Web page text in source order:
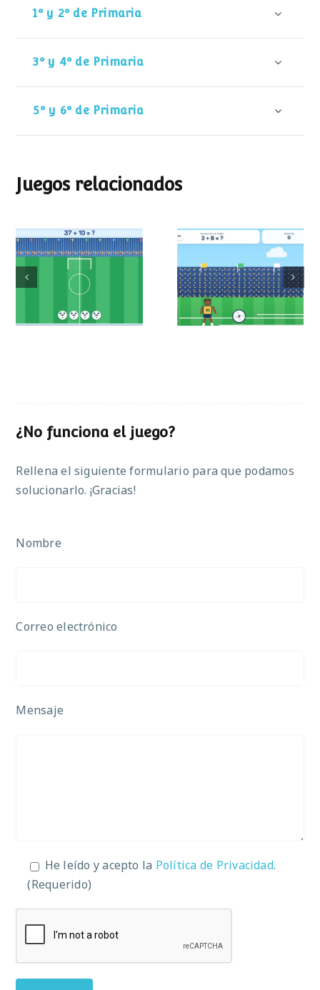
1º y 2º de Primaria
3º y 4º de Primaria
5º y 6º de Primaria
Juegos relacionados
Mundial de
operaciones
Partido de sumas
¿No funciona el juego?
Rellena el siguiente formulario para que podamos
solucionarlo. ¡Gracias!
Nombre
Correo electrónico
Mensaje
He leído y acepto la Política de Privacidad.
(Requerido)